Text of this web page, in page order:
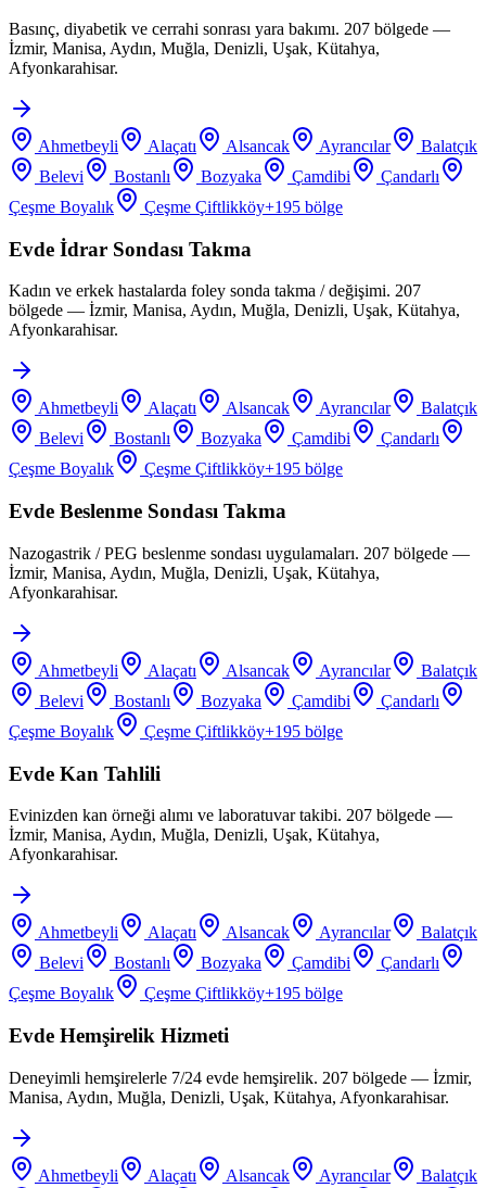
Basınç, diyabetik ve cerrahi sonrası yara bakımı. 207 bölgede —
İzmir, Manisa, Aydın, Muğla, Denizli, Uşak, Kütahya,
Afyonkarahisar.
Ahmetbeyli Alaçatı Alsancak Ayrancılar
Balatçık
Belevi
Bostanlı Bozyaka Çamdibi
Çandarlı
Çeşme Boyalık
Çeşme Çiftlikköy+195 bölge
Evde İdrar Sondası Takma
Kadın ve erkek hastalarda foley sonda takma / değişimi. 207
bölgede — İzmir, Manisa, Aydın, Muğla, Denizli, Uşak, Kütahya,
Afyonkarahisar.
Ahmetbeyli Alaçatı Alsancak Ayrancılar
Balatçık
Belevi
Bostanlı Bozyaka Çamdibi
Çandarlı
Çeşme Boyalık
Çeşme Çiftlikköy+195 bölge
Evde Beslenme Sondası Takma
Nazogastrik / PEG beslenme sondası uygulamaları. 207 bölgede —
İzmir, Manisa, Aydın, Muğla, Denizli, Uşak, Kütahya,
Afyonkarahisar.
Ahmetbeyli Alaçatı Alsancak Ayrancılar
Balatçık
Belevi
Bostanlı Bozyaka Çamdibi
Çandarlı
Çeşme Boyalık
Çeşme Çiftlikköy+195 bölge
Evde Kan Tahlili
Evinizden kan örneği alımı ve laboratuvar takibi. 207 bölgede —
İzmir, Manisa, Aydın, Muğla, Denizli, Uşak, Kütahya,
Afyonkarahisar.
Ahmetbeyli Alaçatı Alsancak Ayrancılar
Balatçık
Belevi
Bostanlı Bozyaka Çamdibi
Çandarlı
Çeşme Boyalık
Çeşme Çiftlikköy+195 bölge
Evde Hemşirelik Hizmeti
Deneyimli hemşirelerle 7/24 evde hemşirelik. 207 bölgede — İzmir,
Manisa, Aydın, Muğla, Denizli, Uşak, Kütahya, Afyonkarahisar.
Ahmetbeyli Alaçatı Alsancak Ayrancılar Balatçık